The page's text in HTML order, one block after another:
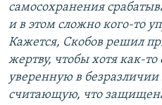
самосохранения
и в этом сложно кого-то
Кажется, Скобов решил
жертву, чтобы хотя как-то
уверенную в
считающую, что